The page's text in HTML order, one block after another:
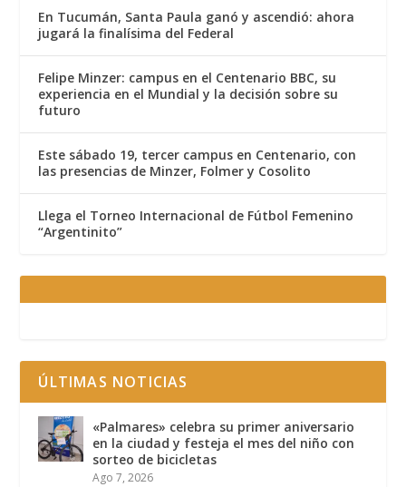
En Tucumán, Santa Paula ganó y ascendió: ahora
jugará la finalísima del Federal
Felipe Minzer: campus en el Centenario BBC, su
experiencia en el Mundial y la decisión sobre su
futuro
Este sábado 19, tercer campus en Centenario, con
las presencias de Minzer, Folmer y Cosolito
Llega el Torneo Internacional de Fútbol Femenino
“Argentinito”
ÚLTIMAS NOTICIAS
«Palmares» celebra su primer aniversario
en la ciudad y festeja el mes del niño con
sorteo de bicicletas
Ago 7, 2026